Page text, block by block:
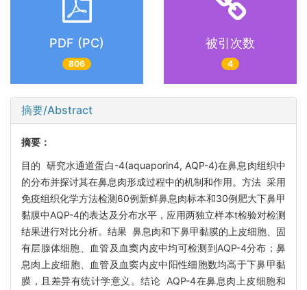
PDF (PC)
806
被引次数
4
摘要/Abstract
摘要：
目的 研究水通道蛋白-4(aquaporin4, AQP-4)在鼻息肉组织中
的分布并探讨其在鼻息肉形成过程中的机制和作用。方法 采用
免疫组织化学方法检测60例新鲜鼻息肉标本和30例肥大下鼻甲
黏膜中AQP-4的表达及分布水平，应用两独立样本t检验对检测
结果进行对比分析。结果 鼻息肉和下鼻甲黏膜的上皮细胞、固
有层腺体细胞、血管及血窦内皮中均可检测到AQP-4分布；鼻
息肉上皮细胞、血管及血窦内皮中阳性细胞数均高于下鼻甲黏
膜，且差异有统计学意义。结论 AQP-4在鼻息肉上皮细胞和